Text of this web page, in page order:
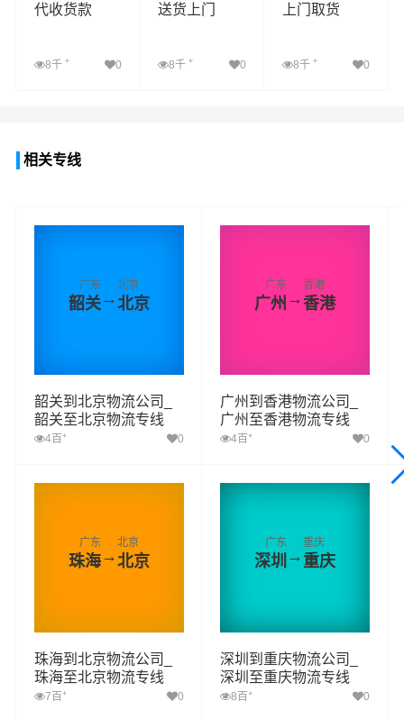
代收货款
8千 + 0
送货上门
8千+ 0
上门取货
8千 + 0
相关专线
广东
韶关→
北京
北京
韶关到北京物流公司_
韶关至北京物流专线
4百 + 0
广东
广州 →
香港
香港
广州到香港物流公司_
广州至香港物流专线
4百 + 0
广东
珠海→
北京
北京
珠海到北京物流公司_
珠海至北京物流专线
7百 + 0
广东
深圳→
重庆
重庆
深圳到重庆物流公司_
深圳至重庆物流专线
8百 + 0